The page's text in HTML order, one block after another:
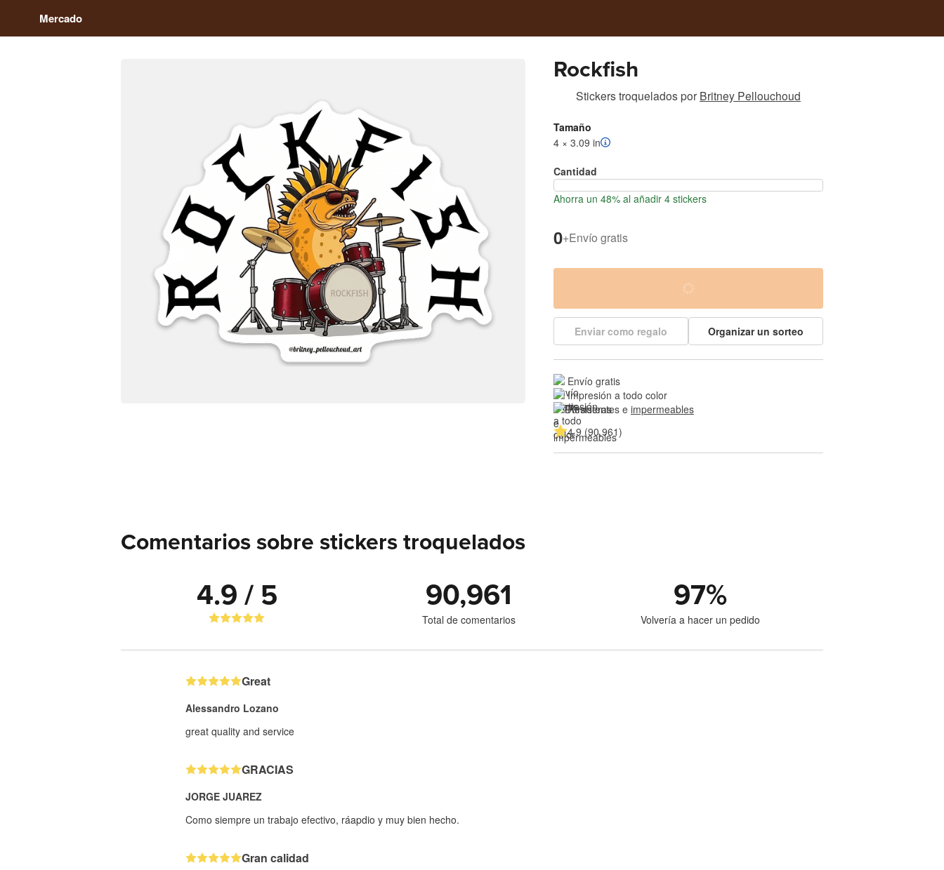
Mercado
Rockfish
Stickers troqueladospor Britney Pellouchoud
Tamaño
4 × 3.09 in
Cantidad
Ahorra un 48% al añadir 4 stickers
0+Envío gratis
Enviar como regalo Organizar un sorteo
Envío gratis
Impresión a todo color
Resistentes e impermeables
4.9 (90,961)
Comentarios sobre stickers troquelados
4.9 / 5 90,961
Total de comentarios
97%
Volvería a hacer un pedido
Great
Alessandro Lozano
great quality and service
GRACIAS
JORGE JUAREZ
Como siempre un trabajo efectivo, ráapdio y muy bien hecho.
Gran calidad